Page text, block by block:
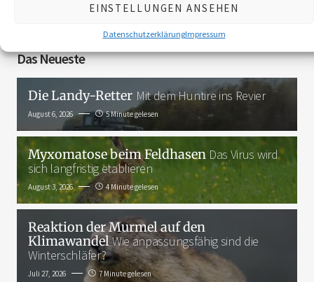
EINSTELLUNGEN ANSEHEN
DatenschutzerklärungImpressum
Das Neueste
Die Landy-Retter Mit dem Huntire ins Revier
August 6, 2026 5 Minute gelesen
Myxomatose beim Feldhasen Das Virus wird
sich langfristig etablieren
August 3, 2026 4 Minute gelesen
Reaktion der Murmel auf den
KlimawandelWie anpassungsfähig sind die
Winterschläfer?
Juli 27, 2026 7 Minute gelesen